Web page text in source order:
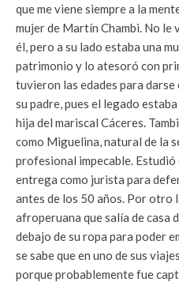
que me viene siempre a la
mujer de Martín Chambi. No le
él, pero a su lado estaba una
patrimonio y lo atesoró con
tuvieron las edades para darse
su padre, pues el legado
hija del mariscal Cáceres.
como Miguelina, natural de la
profesional impecable. Estudió
entrega como jurista para
antes de los 50 años. Por otro
afroperuana que salía de casa
debajo de su ropa para poder
se sabe que en uno de sus
porque probablemente fue